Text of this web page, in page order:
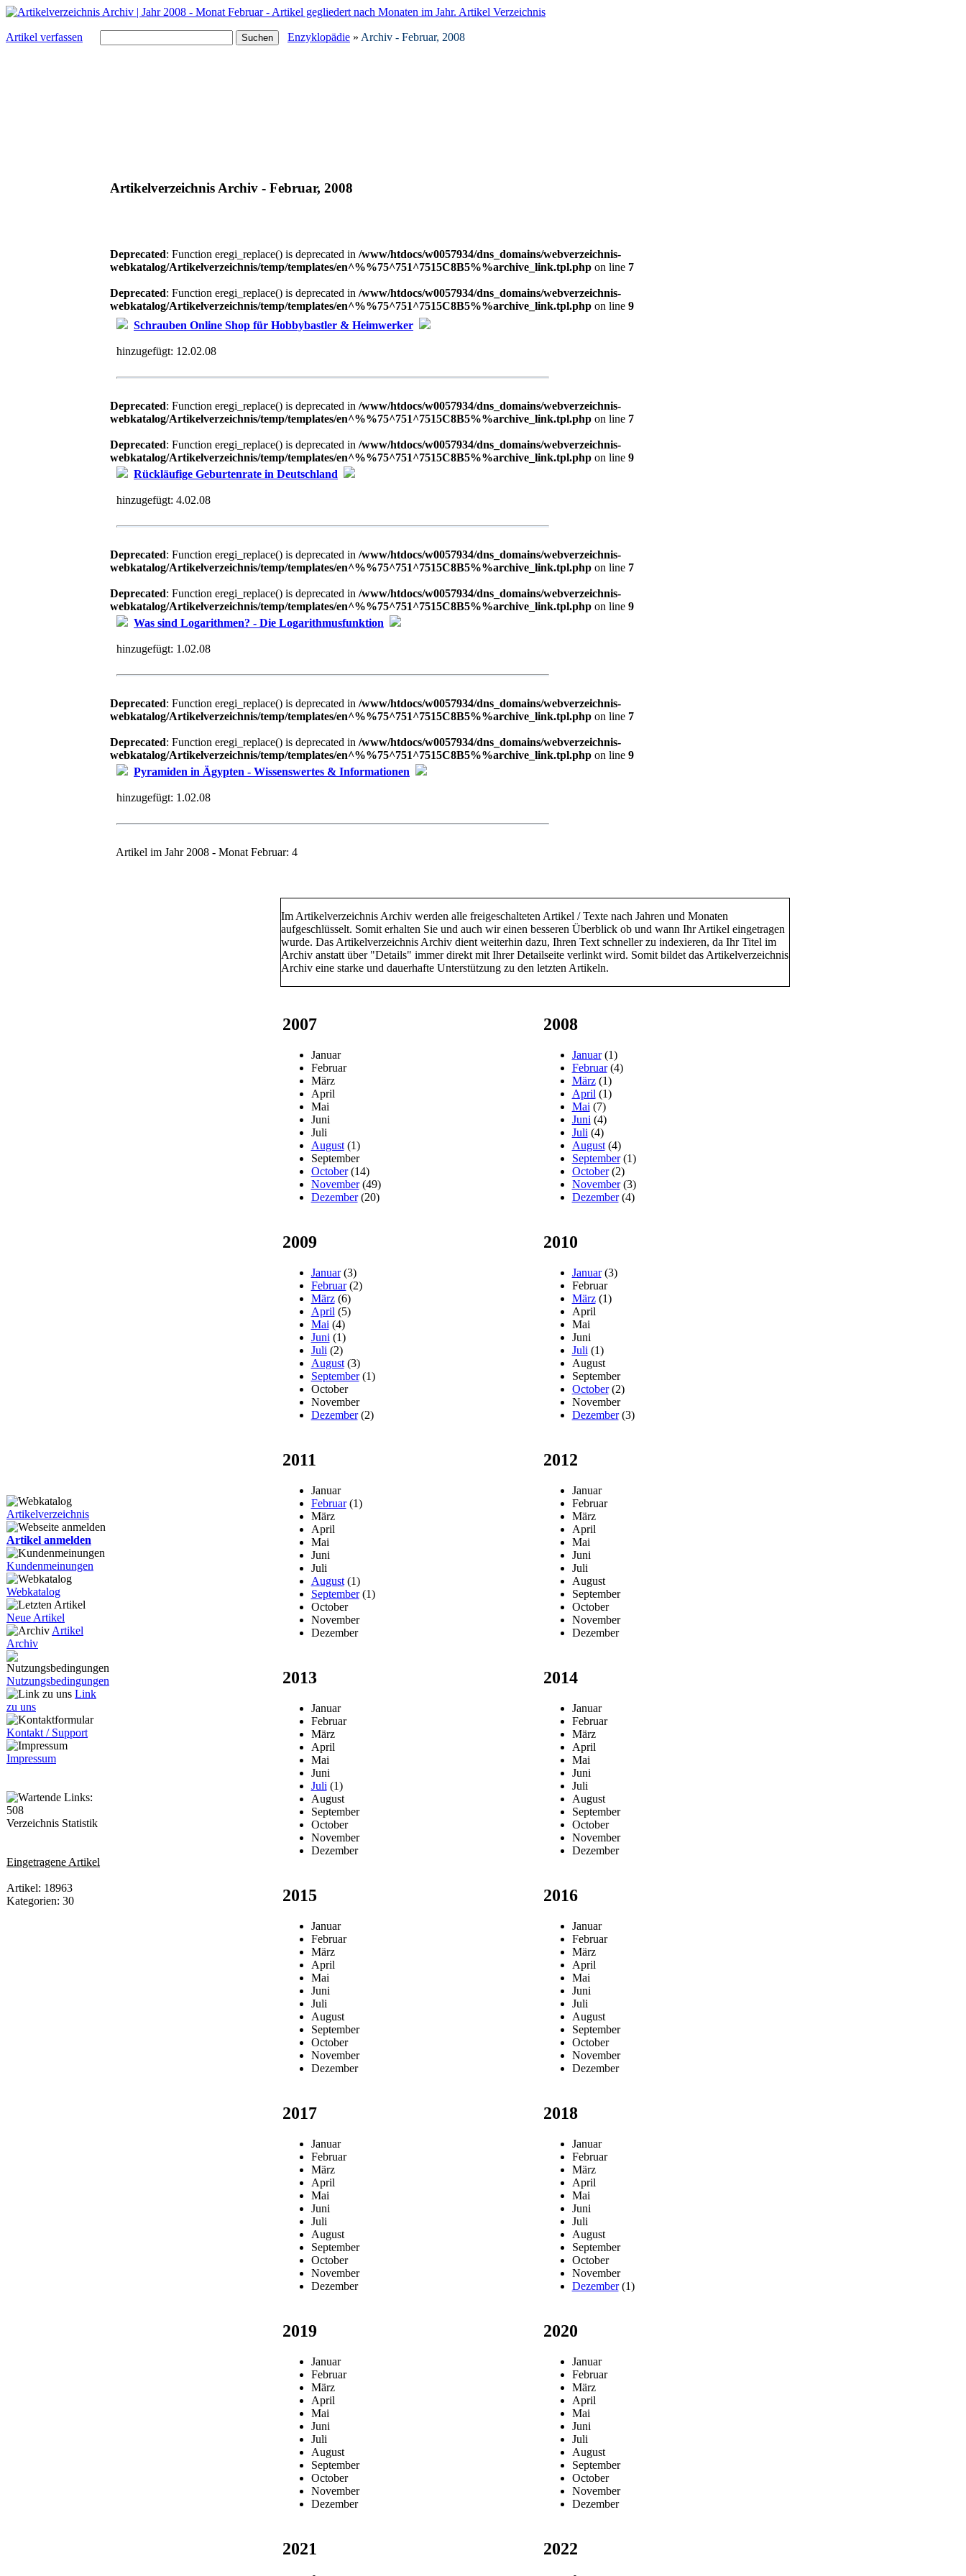
Artikel verfassen Enzyklopädie » Archiv - Februar, 2008
Artikelverzeichnis
Artikel anmelden
Kundenmeinungen
Webkatalog
Neue Artikel
Artikel
Archiv
Nutzungsbedingungen
Link
zu uns
Kontakt / Support
Impressum
Verzeichnis Statistik
Eingetragene Artikel
Artikel: 18963
Kategorien: 30
Artikelverzeichnis Archiv - Februar, 2008
Deprecated: Function eregi_replace() is deprecated in /www/htdocs/w0057934/dns_domains/webverzeichnis-
webkatalog/Artikelverzeichnis/temp/templates/en^%%75^751^7515C8B5%%archive_link.tpl.php on line 7
Deprecated: Function eregi_replace() is deprecated in /www/htdocs/w0057934/dns_domains/webverzeichnis-
webkatalog/Artikelverzeichnis/temp/templates/en^%%75^751^7515C8B5%%archive_link.tpl.php on line 9
Schrauben Online Shop für Hobbybastler & Heimwerker
hinzugefügt: 12.02.08
Deprecated: Function eregi_replace() is deprecated in /www/htdocs/w0057934/dns_domains/webverzeichnis-
webkatalog/Artikelverzeichnis/temp/templates/en^%%75^751^7515C8B5%%archive_link.tpl.php on line 7
Deprecated: Function eregi_replace() is deprecated in /www/htdocs/w0057934/dns_domains/webverzeichnis-
webkatalog/Artikelverzeichnis/temp/templates/en^%%75^751^7515C8B5%%archive_link.tpl.php on line 9
Rückläufige Geburtenrate in Deutschland
hinzugefügt: 4.02.08
Deprecated: Function eregi_replace() is deprecated in /www/htdocs/w0057934/dns_domains/webverzeichnis-
webkatalog/Artikelverzeichnis/temp/templates/en^%%75^751^7515C8B5%%archive_link.tpl.php on line 7
Deprecated: Function eregi_replace() is deprecated in /www/htdocs/w0057934/dns_domains/webverzeichnis-
webkatalog/Artikelverzeichnis/temp/templates/en^%%75^751^7515C8B5%%archive_link.tpl.php on line 9
Was sind Logarithmen? - Die Logarithmusfunktion
hinzugefügt: 1.02.08
Deprecated: Function eregi_replace() is deprecated in /www/htdocs/w0057934/dns_domains/webverzeichnis-
webkatalog/Artikelverzeichnis/temp/templates/en^%%75^751^7515C8B5%%archive_link.tpl.php on line 7
Deprecated: Function eregi_replace() is deprecated in /www/htdocs/w0057934/dns_domains/webverzeichnis-
webkatalog/Artikelverzeichnis/temp/templates/en^%%75^751^7515C8B5%%archive_link.tpl.php on line 9
Pyramiden in Ägypten - Wissenswertes & Informationen
hinzugefügt: 1.02.08
Artikel im Jahr 2008 - Monat Februar: 4
Im Artikelverzeichnis Archiv werden alle freigeschalteten Artikel / Texte nach Jahren und Monaten
aufgeschlüsselt. Somit erhalten Sie und auch wir einen besseren Überblick ob und wann Ihr Artikel eingetragen
wurde. Das Artikelverzeichnis Archiv dient weiterhin dazu, Ihren Text schneller zu indexieren, da Ihr Titel im
Archiv anstatt über "Details" immer direkt mit Ihrer Detailseite verlinkt wird. Somit bildet das Artikelverzeichnis
Archiv eine starke und dauerhafte Unterstützung zu den letzten Artikeln.
2007
Januar
Februar
März
April
Mai
Juni
Juli
August(1)
September
October(14)
November(49)
Dezember(20)
2008
Januar(1)
Februar(4)
März(1)
April (1)
Mai (7)
Juni (4)
Juli (4)
August(4)
September(1)
October(2)
November(3)
Dezember(4)
2009
Januar(3)
Februar(2)
März(6)
April (5)
Mai (4)
Juni (1)
Juli (2)
August(3)
September(1)
October
November
Dezember(2)
2010
Januar(3)
Februar
März(1)
April
Mai
Juni
Juli (1)
August
September
October(2)
November
Dezember(3)
2011
Januar
Februar(1)
März
April
Mai
Juni
Juli
August(1)
September(1)
October
November
Dezember
2012
Januar
Februar
März
April
Mai
Juni
Juli
August
September
October
November
Dezember
2013
Januar
Februar
März
April
Mai
Juni
Juli (1)
August
September
October
November
Dezember
2014
Januar
Februar
März
April
Mai
Juni
Juli
August
September
October
November
Dezember
2015
Januar
Februar
März
April
Mai
Juni
Juli
August
September
October
November
Dezember
2016
Januar
Februar
März
April
Mai
Juni
Juli
August
September
October
November
Dezember
2017
Januar
Februar
März
April
Mai
Juni
Juli
August
September
October
November
Dezember
2018
Januar
Februar
März
April
Mai
Juni
Juli
August
September
October
November
Dezember(1)
2019
Januar
Februar
März
April
Mai
Juni
Juli
August
September
October
November
Dezember
2020
Januar
Februar
März
April
Mai
Juni
Juli
August
September
October
November
Dezember
2021 2022